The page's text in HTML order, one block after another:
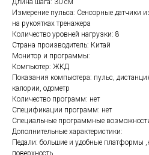
Длина шага: 30 см
Измерение пульса: Сенсорные датчики
на рукоятках тренажера
Количество уровней нагрузки: 8
Страна производитель: Китай
Монитор и программы:
Компьютер: ЖКД
Показания компьютера: пульс,
калории, одометр
Количество программ: нет
Спецификации программ: нет
Специальные программные
Дополнительные характеристики:
Педали: большие и удобные платформы